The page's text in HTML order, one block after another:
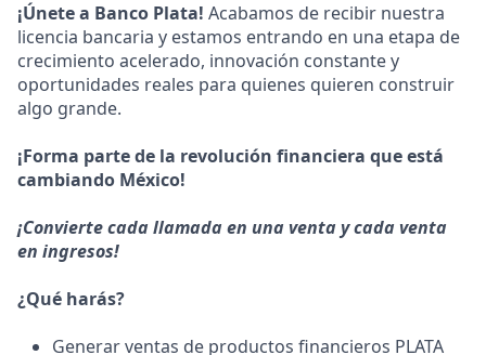
¡Únete a Banco Plata! Acabamos de recibir nuestra
licencia bancaria y estamos entrando en una etapa de
crecimiento acelerado, innovación constante y
oportunidades reales para quienes quieren construir
algo grande.
¡Forma parte de la revolución financiera que está
cambiando México!
¡Convierte cada llamada en una venta y cada venta
en ingresos!
¿Qué harás?
Generar ventas de productos financieros PLATA